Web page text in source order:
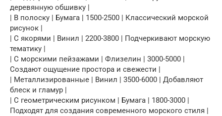
деревянную обшивку |
| В полоску | Бумага | 1500-2500 | Классический морской
рисунок |
| С якорями | Винил | 2200-3800 | Подчеркивают морскую
тематику |
| С морскими пейзажами | Флизелин | 3000-5000 |
Создают ощущение простора и свежести |
| Металлизированные | Винил | 3500-6000 | Добавляют
блеск и гламур |
| С геометрическим рисунком | Бумага | 1800-3000 |
Подходят для создания современного морского стиля |